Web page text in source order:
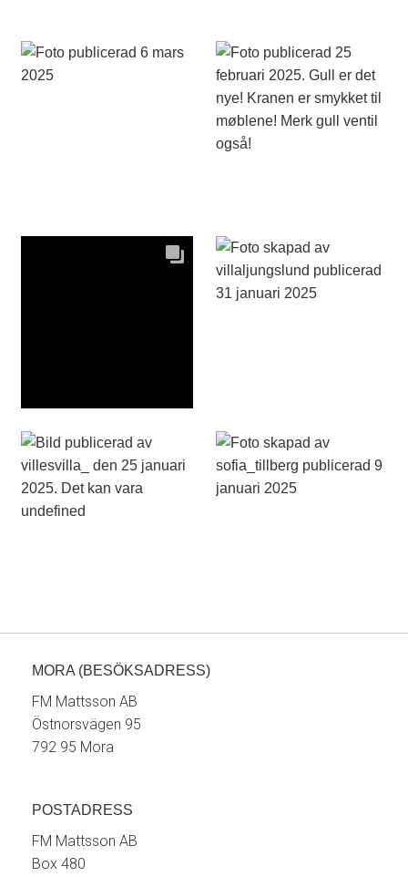
MORA (BESÖKSADRESS)
FM Mattsson AB
Östnorsvägen 95
792 95 Mora
POSTADRESS
FM Mattsson AB
Box 480